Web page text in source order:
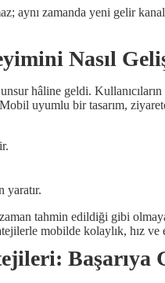
aynı zamanda yeni gelir
Nasıl
hâline geldi.
uyumlu bir tasarım,
yaratır.
tahmin edildiği gibi
mobilde kolaylık, hız
Başarıya